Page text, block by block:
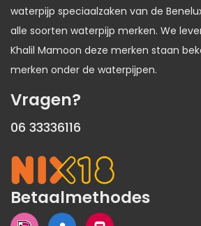
waterpijp speciaalzaken van de
alle soorten waterpijp merken. We
Khalil Mamoon deze merken staan
merken onder de waterpijpen.
Vragen?
06 33336116
Betaalmethodes